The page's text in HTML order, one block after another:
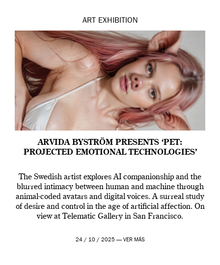
ART EXHIBITION
ARVIDA BYSTRÖM PRESENTS ‘PET:
PROJECTED EMOTIONAL TECHNOLOGIES’
The Swedish artist explores AI companionship and the
blurred intimacy between human and machine through
animal-coded avatars and digital voices. A surreal study
of desire and control in the age of artificial affection. On
view at Telematic Gallery in San Francisco.
24 / 10 / 2025 — VER MÁS